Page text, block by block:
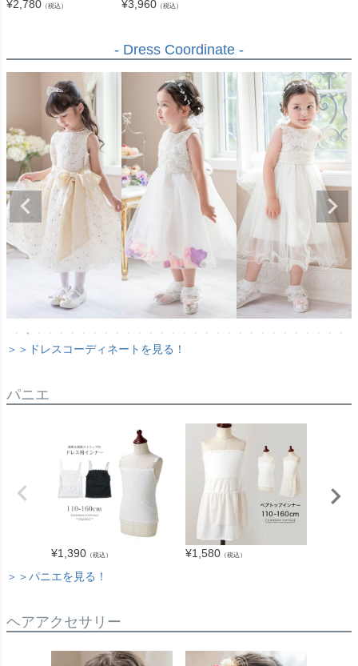
¥2,780 （税込） ¥3,960 （税込）
- Dress Coordinate -
＞＞ドレスコーディネートを見る！
パニエ
¥1,390 （税込） ¥1,580 （税込）
＞＞パニエを見る！
ヘアアクセサリー